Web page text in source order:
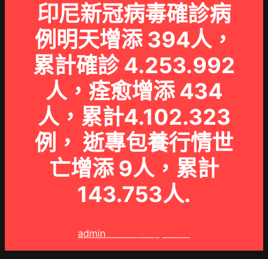
印尼新冠病毒確診病
例明天增添 394人，
累計確診 4.253.992
人，痊愈增添 434
人，累計4.102.323
例， 逝專包養行情世
亡增添 9人，累計
143.753人.
admin